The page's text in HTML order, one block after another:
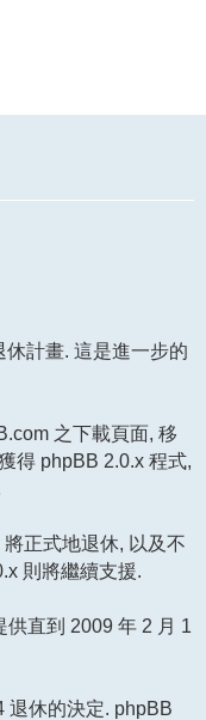
計畫. 這是進一步的
之下載頁面, 移
得 phpBB 2.0.x 程式,
正式地退休, 以及不
則將繼續支援.
直到 2009 年 2 月 1
退休的決定. phpBB